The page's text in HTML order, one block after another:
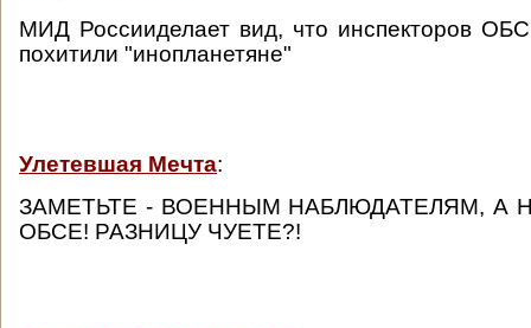
МИД Россииделает вид, что инспекторов
похитили "инопланетяне"
Улетевшая Мечта:
ЗАМЕТЬТЕ - ВОЕННЫМ НАБЛЮДАТЕЛЯМ, А
ОБСЕ! РАЗНИЦУ ЧУЕТЕ?!